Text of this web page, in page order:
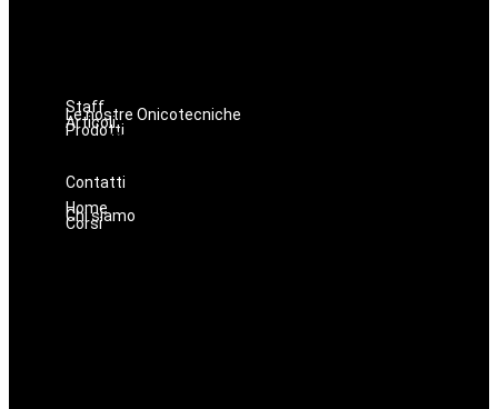
Staff
Le nostre Onicotecniche
Articoli
ProdottiOniconails
Prodotti per ricostruzione unghie
Contatti
Home
Chi siamo
Corsi